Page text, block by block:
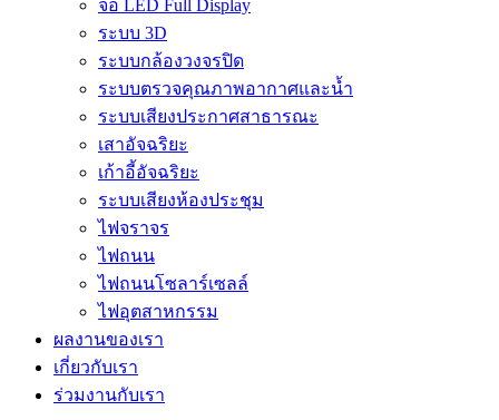
จอ LED Full Display
ระบบ 3D
ระบบกล้องวงจรปิด
ระบบตรวจคุณภาพอากาศและน้ำ
ระบบเสียงประกาศสาธารณะ
เสาอัจฉริยะ
เก้าอี้อัจฉริยะ
ระบบเสียงห้องประชุม
ไฟจราจร
ไฟถนน
ไฟถนนโซลาร์เซลล์
ไฟอุตสาหกรรม
ผลงานของเรา
เกี่ยวกับเรา
ร่วมงานกับเรา